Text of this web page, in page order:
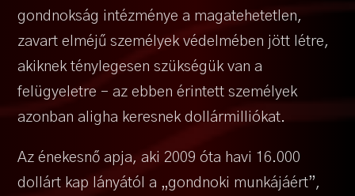
gondnokság intézménye a magatehetetlen,
zavart elméjű személyek védelmében jött létre,
akiknek ténylegesen szükségük van a
felügyeletre – az ebben érintett személyek
azonban aligha keresnek dollármilliókat.
Az énekesnő apja, aki 2009 óta havi 16.000
dollárt kap lányától a „gondnoki munkájáért”,